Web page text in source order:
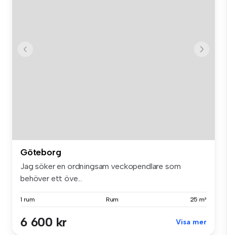
Göteborg
Jag söker en ordningsam veckopendlare som
behöver ett öve...
1 rum Rum 25 m²
6 600 kr Visa mer